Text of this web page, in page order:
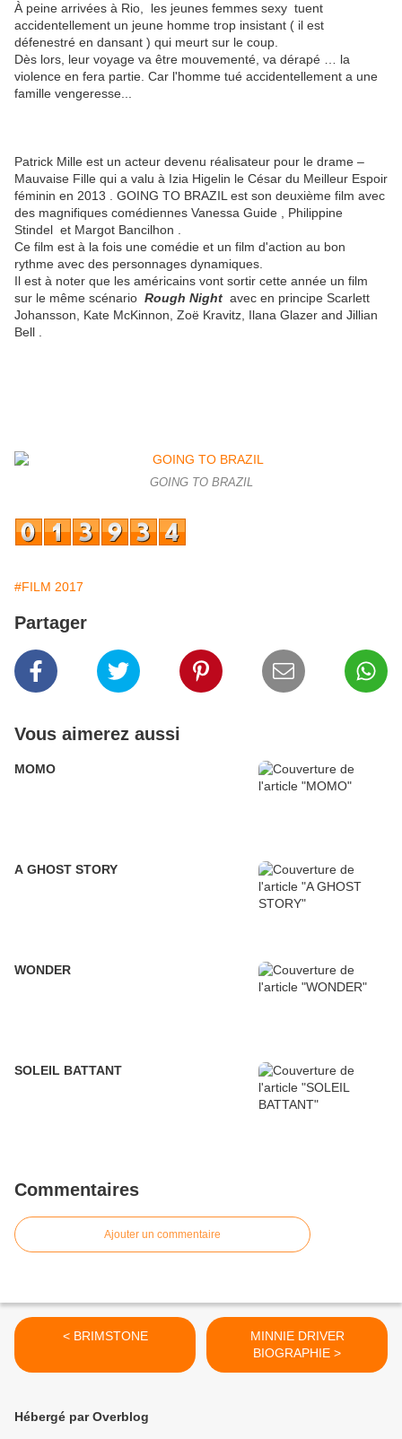
À peine arrivées à Rio, les jeunes femmes sexy tuent
accidentellement un jeune homme trop insistant ( il est
défenestré en dansant ) qui meurt sur le coup.
Dès lors, leur voyage va être mouvementé, va dérapé … la
violence en fera partie. Car l'homme tué accidentellement a une
famille vengeresse...
Patrick Mille est un acteur devenu réalisateur pour le drame –
Mauvaise Fille qui a valu à Izia Higelin le César du Meilleur Espoir
féminin en 2013 . GOING TO BRAZIL est son deuxième film avec
des magnifiques comédiennes Vanessa Guide , Philippine
Stindel et Margot Bancilhon .
Ce film est à la fois une comédie et un film d'action au bon
rythme avec des personnages dynamiques.
Il est à noter que les américains vont sortir cette année un film
sur le même scénario Rough Night avec en principe Scarlett
Johansson, Kate McKinnon, Zoë Kravitz, Ilana Glazer and Jillian
Bell .
GOING TO BRAZIL
#FILM 2017
Partager
Vous aimerez aussi
MOMO
A GHOST STORY
WONDER
SOLEIL BATTANT
Commentaires
Ajouter un commentaire
< BRIMSTONE
MINNIE DRIVER
BIOGRAPHIE >
Hébergé par Overblog